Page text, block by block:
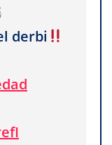
derbi